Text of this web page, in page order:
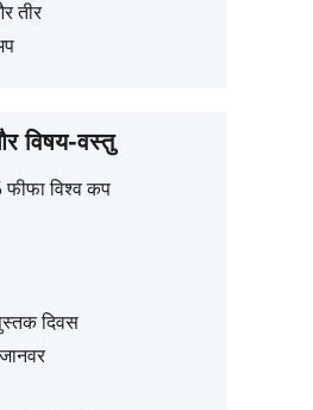
तीर
विषय-वस्तु
विश्व कप
दिवस